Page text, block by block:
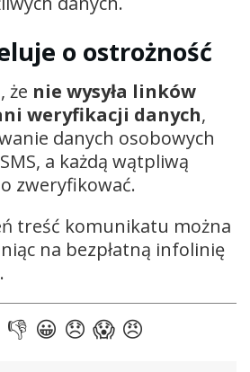
o ostrożność
że nie wysyła linków
weryfikacji danych,
danych osobowych
a każdą wątpliwą
zweryfikować.
treść komunikatu można
na bezpłatną infolinię
.